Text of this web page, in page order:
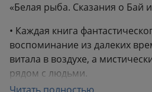
«Белая рыба. Сказания о Бай
• Каждая книга
воспоминание из далеких
витала в воздухе, а
рядом с людьми.